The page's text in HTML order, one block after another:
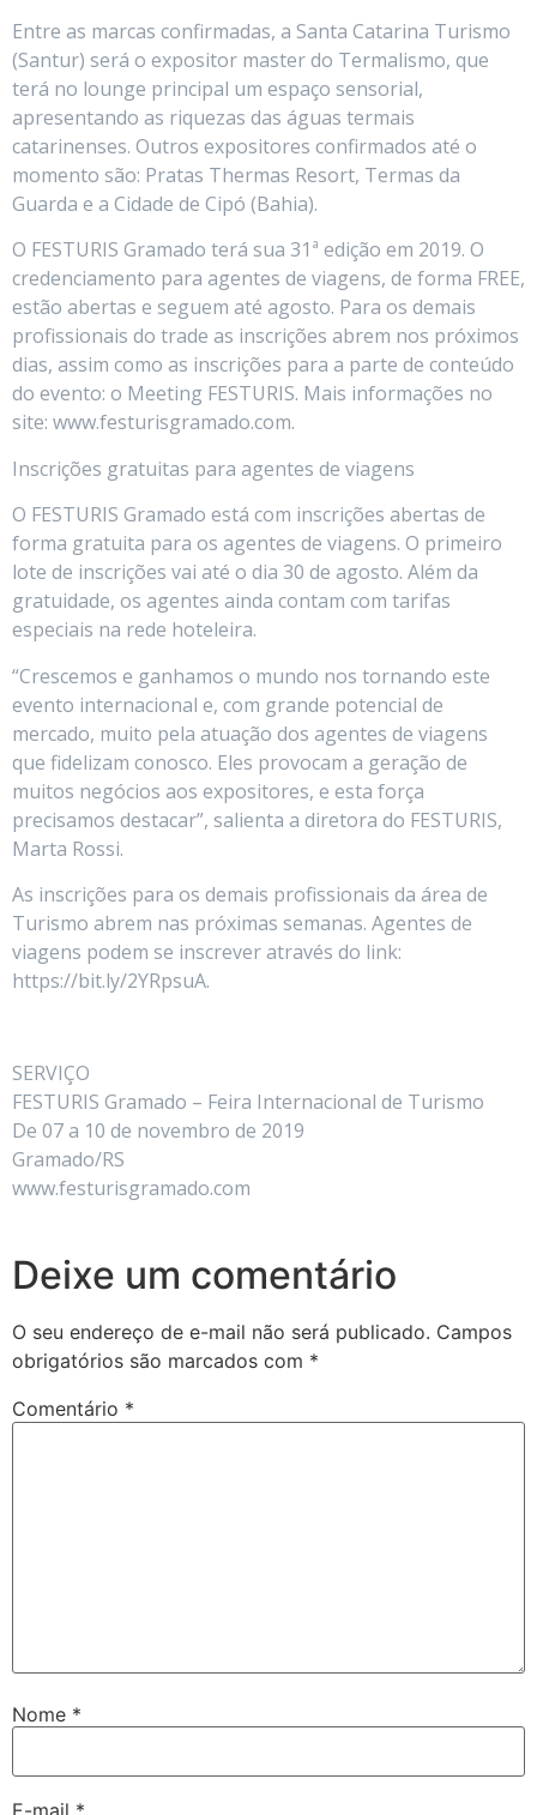
Entre as marcas confirmadas, a Santa Catarina Turismo
(Santur) será o expositor master do Termalismo, que
terá no lounge principal um espaço sensorial,
apresentando as riquezas das águas termais
catarinenses. Outros expositores confirmados até o
momento são: Pratas Thermas Resort, Termas da
Guarda e a Cidade de Cipó (Bahia).
O FESTURIS Gramado terá sua 31ª edição em 2019. O
credenciamento para agentes de viagens, de forma FREE,
estão abertas e seguem até agosto. Para os demais
profissionais do trade as inscrições abrem nos próximos
dias, assim como as inscrições para a parte de conteúdo
do evento: o Meeting FESTURIS. Mais informações no
site: www.festurisgramado.com.
Inscrições gratuitas para agentes de viagens
O FESTURIS Gramado está com inscrições abertas de
forma gratuita para os agentes de viagens. O primeiro
lote de inscrições vai até o dia 30 de agosto. Além da
gratuidade, os agentes ainda contam com tarifas
especiais na rede hoteleira.
“Crescemos e ganhamos o mundo nos tornando este
evento internacional e, com grande potencial de
mercado, muito pela atuação dos agentes de viagens
que fidelizam conosco. Eles provocam a geração de
muitos negócios aos expositores, e esta força
precisamos destacar”, salienta a diretora do FESTURIS,
Marta Rossi.
As inscrições para os demais profissionais da área de
Turismo abrem nas próximas semanas. Agentes de
viagens podem se inscrever através do link:
https://bit.ly/2YRpsuA.
SERVIÇO
FESTURIS Gramado – Feira Internacional de Turismo
De 07 a 10 de novembro de 2019
Gramado/RS
www.festurisgramado.com
Deixe um comentário
O seu endereço de e-mail não será publicado. Campos
obrigatórios são marcados com *
Comentário *
Nome *
E-mail *